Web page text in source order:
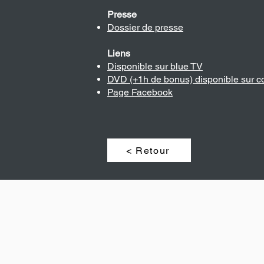
Presse
Dossier de presse
Liens
Disponible sur blue TV
DVD (+1h de bonus) disponible sur
Page Facebook
< Retour